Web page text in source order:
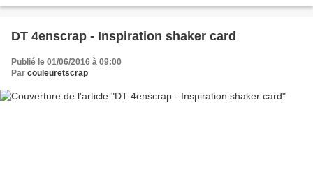
DT 4enscrap - Inspiration shaker card
Publié le 01/06/2016 à 09:00
Par couleuretscrap